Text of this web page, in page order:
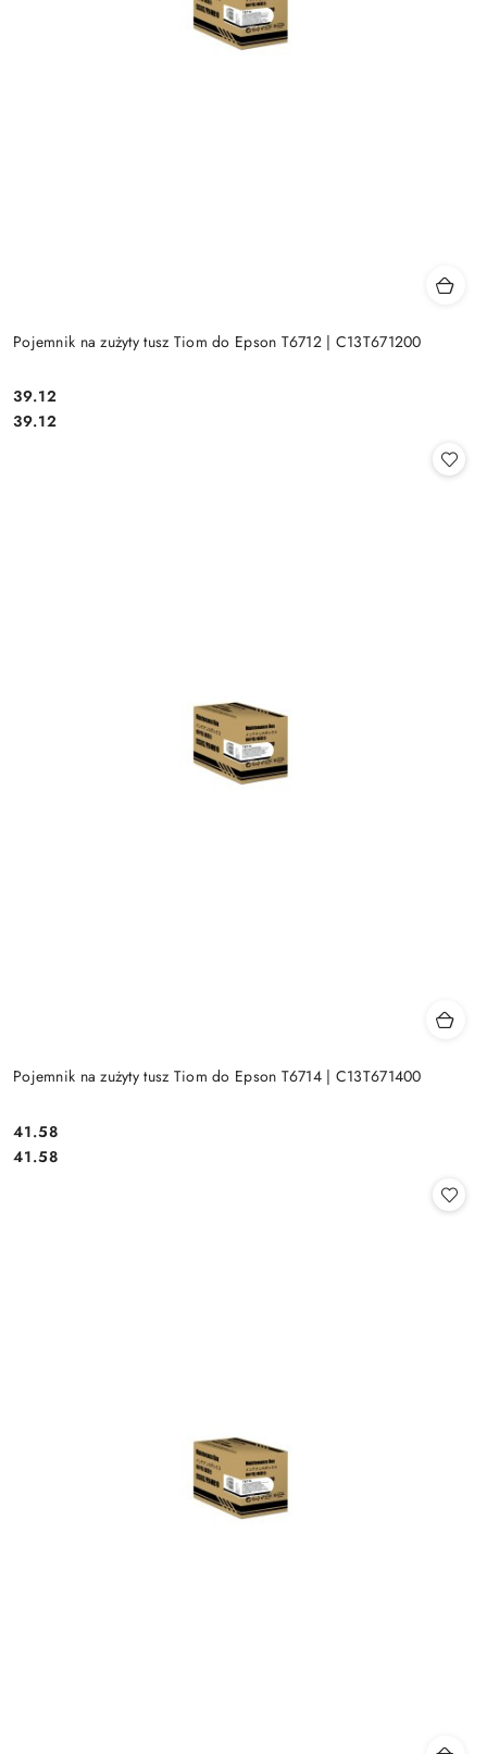
Pojemnik na zużyty tusz Tiom do Epson T6712 | C13T671200
Cena:
39.12
Cena:
39.12
Pojemnik na zużyty tusz Tiom do Epson T6714 | C13T671400
Cena:
41.58
Cena:
41.58